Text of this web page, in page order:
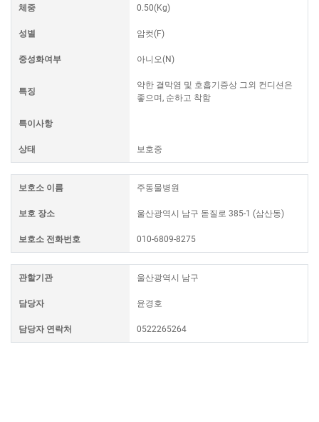
체중 0.50(Kg)
성별 암컷(F)
중성화여부 아니오(N)
특징
약한 결막염 및 호흡기증상 그외 컨디션은
좋으며, 순하고 착함
특이사항
상태 보호중
보호소 이름 주동물병원
보호 장소 울산광역시 남구 돋질로 385-1 (삼산동)
보호소 전화번호 010-6809-8275
관할기관 울산광역시 남구
담당자 윤경호
담당자 연락처 0522265264